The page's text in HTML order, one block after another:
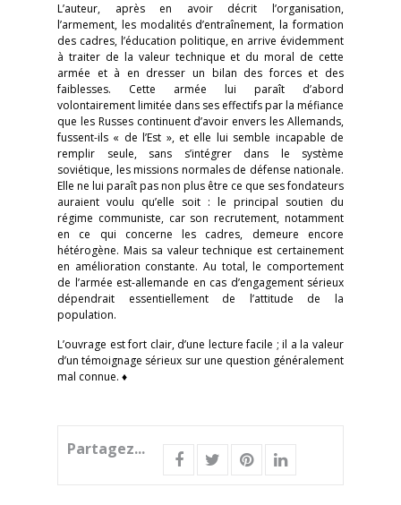
L’auteur, après en avoir décrit l’organisation,
l’armement, les modalités d’entraînement, la formation
des cadres, l’éducation politique, en arrive évidemment
à traiter de la valeur technique et du moral de cette
armée et à en dresser un bilan des forces et des
faiblesses. Cette armée lui paraît d’abord
volontairement limitée dans ses effectifs par la méfiance
que les Russes continuent d’avoir envers les Allemands,
fussent-ils « de l’Est », et elle lui semble incapable de
remplir seule, sans s’intégrer dans le système
soviétique, les missions normales de défense nationale.
Elle ne lui paraît pas non plus être ce que ses fondateurs
auraient voulu qu’elle soit : le principal soutien du
régime communiste, car son recrutement, notamment
en ce qui concerne les cadres, demeure encore
hétérogène. Mais sa valeur technique est certainement
en amélioration constante. Au total, le comportement
de l’armée est-allemande en cas d’engagement sérieux
dépendrait essentiellement de l’attitude de la
population.
L’ouvrage est fort clair, d’une lecture facile ; il a la valeur
d’un témoignage sérieux sur une question généralement
mal connue. ♦
Partagez...